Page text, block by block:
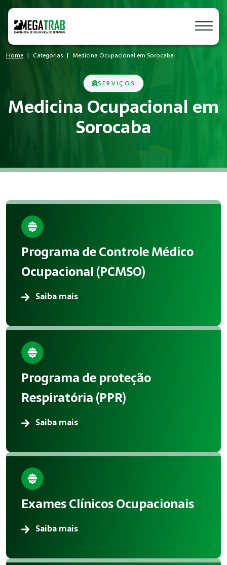
Home Categorias Medicina Ocupacional em Sorocaba
SERVIÇOS
Medicina Ocupacional em
Sorocaba
O que é Medicina Ocupacional?
Empresas de todos os portes que possuem empregados
Benefícios da implementação
A aplicação correta de Medicina Ocupacional reduz
Atendimento em Sorocaba
A Megatrab atua oferecendo consultoria especializada em
Programa de Controle Médico
Ocupacional (PCMSO)
Saiba mais
Programa de proteção
Respiratória (PPR)
Saiba mais
Exames Clínicos Ocupacionais
Saiba mais